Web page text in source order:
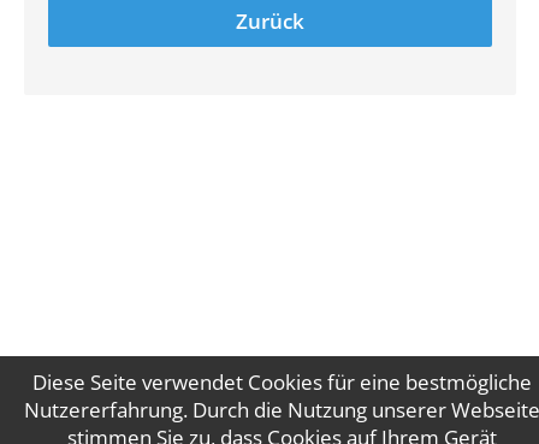
Diese Seite verwendet Cookies für eine bestmögliche
Nutzererfahrung. Durch die Nutzung unserer Webseite
stimmen Sie zu, dass Cookies auf Ihrem Gerät
Zurück
Impressum Datenschutz